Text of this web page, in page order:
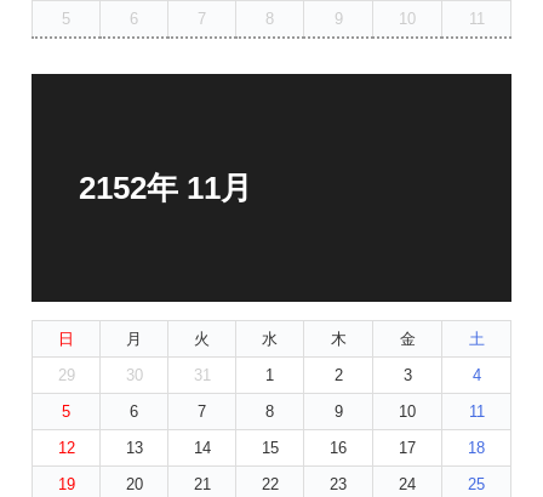
5
6 7 8 9 10 11
2152年 11月
日 月 火 水 木 金
土
29
30 31 1 2 3
4
5
6 7 8 9 10
11
12
13 14 15 16 17
18
19
20 21 22 23 24
25